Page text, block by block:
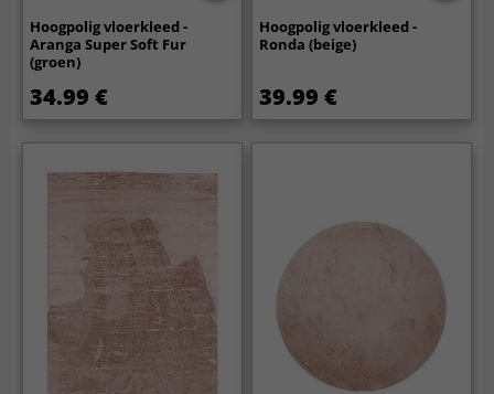
Hoogpolig vloerkleed -
Aranga Super Soft Fur
(groen)
34.99 €
Hoogpolig vloerkleed -
Ronda (beige)
39.99 €